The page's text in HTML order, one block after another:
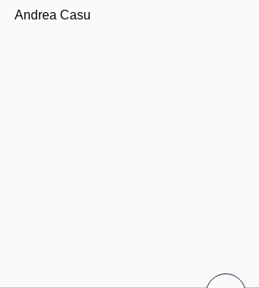
Andrea Casu